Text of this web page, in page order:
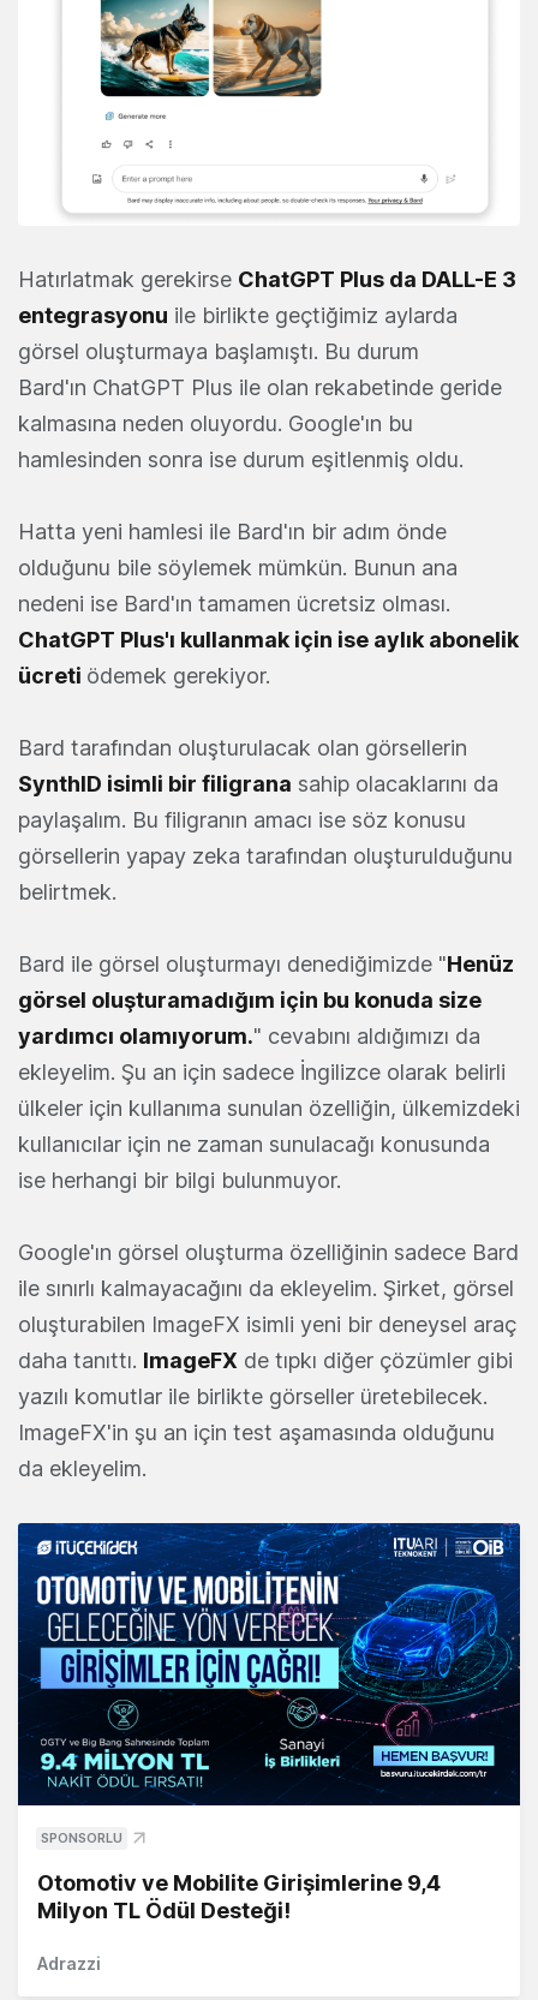
Hatırlatmak gerekirse ChatGPT Plus da DALL-E 3
entegrasyonu ile birlikte geçtiğimiz aylarda
görsel oluşturmaya başlamıştı. Bu durum
Bard'ın ChatGPT Plus ile olan rekabetinde geride
kalmasına neden oluyordu. Google'ın bu
hamlesinden sonra ise durum eşitlenmiş oldu.
Hatta yeni hamlesi ile Bard'ın bir adım önde
olduğunu bile söylemek mümkün. Bunun ana
nedeni ise Bard'ın tamamen ücretsiz olması.
ChatGPT Plus'ı kullanmak için ise aylık abonelik
ücreti ödemek gerekiyor.
Bard tarafından oluşturulacak olan görsellerin
SynthID isimli bir filigrana sahip olacaklarını da
paylaşalım. Bu filigranın amacı ise söz konusu
görsellerin yapay zeka tarafından oluşturulduğunu
belirtmek.
Bard ile görsel oluşturmayı denediğimizde "Henüz
görsel oluşturamadığım için bu konuda size
yardımcı olamıyorum." cevabını aldığımızı da
ekleyelim. Şu an için sadece İngilizce olarak belirli
ülkeler için kullanıma sunulan özelliğin, ülkemizdeki
kullanıcılar için ne zaman sunulacağı konusunda
ise herhangi bir bilgi bulunmuyor.
Google'ın görsel oluşturma özelliğinin sadece Bard
ile sınırlı kalmayacağını da ekleyelim. Şirket, görsel
oluşturabilen ImageFX isimli yeni bir deneysel araç
daha tanıttı. ImageFX de tıpkı diğer çözümler gibi
yazılı komutlar ile birlikte görseller üretebilecek.
ImageFX'in şu an için test aşamasında olduğunu
da ekleyelim.
SPONSORLU
Otomotiv ve Mobilite Girişimlerine 9,4
Milyon TL Ödül Desteği!
Adrazzi